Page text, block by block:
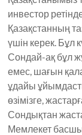
инвестор
Қазақстанның
үшін керек. Бұл
Сондай-ақ бұл
емес, шағын
ұдайы
өзімізге,
Сондықтан
Мемлекет